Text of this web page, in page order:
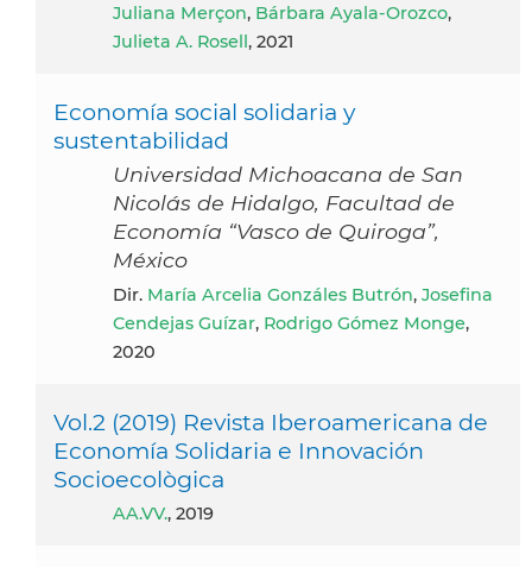
Juliana Merçon, Bárbara Ayala-Orozco,
Julieta A. Rosell , 2021
Economía social solidaria y
sustentabilidad
Universidad Michoacana de San
Nicolás de Hidalgo, Facultad de
Economía “Vasco de Quiroga”,
México
Dir. María Arcelia Gonzáles Butrón, Josefina
Cendejas Guízar, Rodrigo Gómez Monge,
2020
Vol.2 (2019) Revista Iberoamericana de
Economía Solidaria e Innovación
Socioecològica
AA.VV., 2019